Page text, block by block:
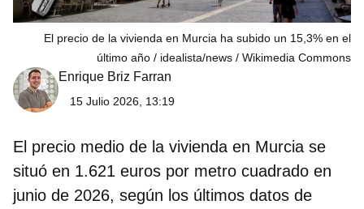
El precio de la vivienda en Murcia ha subido un 15,3% en el
último año
idealista/news / Wikimedia Commons
Enrique Briz Farran
15 Julio 2026, 13:19
El precio medio de la vivienda en Murcia se
situó en 1.621 euros por metro cuadrado en
junio de 2026, según los últimos datos de